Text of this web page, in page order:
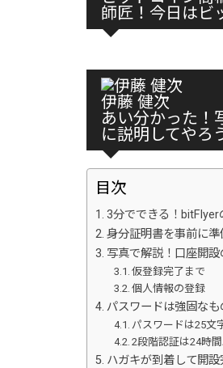
師匠！今日はビ
伊藤 健次
あい分かった！
に説明してやろ
目次
3分でできる！bitFlyer
身分証明書を事前に準
写真で解説！口座開設
仮登録完了まで
個人情報の登録
パスワードは強固なも
パスワードは25文
2段階認証は24時
ハガキが到着して開設